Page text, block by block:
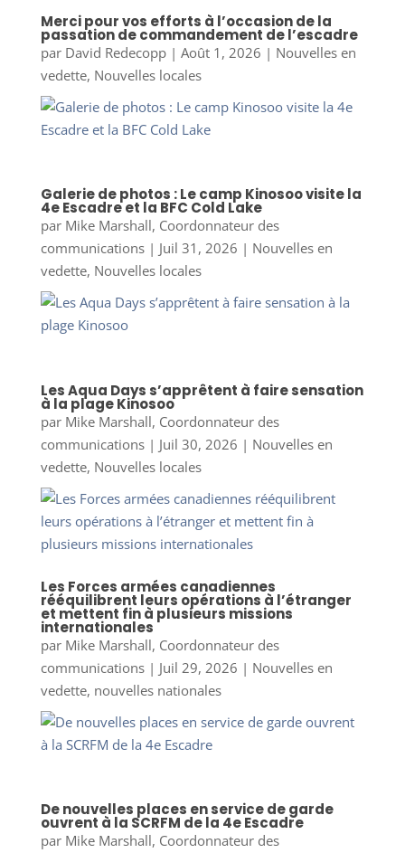
Merci pour vos efforts à l’occasion de la
passation de commandement de l’escadre
par David Redecopp| Août 1, 2026 | Nouvelles en
vedette, Nouvelles locales
Galerie de photos : Le camp Kinosoo visite la
4e Escadre et la BFC Cold Lake
par Mike Marshall, Coordonnateur des
communications| Juil 31, 2026 | Nouvelles en
vedette, Nouvelles locales
Les Aqua Days s’apprêtent à faire sensation
à la plage Kinosoo
par Mike Marshall, Coordonnateur des
communications| Juil 30, 2026 | Nouvelles en
vedette, Nouvelles locales
Les Forces armées canadiennes
rééquilibrent leurs opérations à l’étranger
et mettent fin à plusieurs missions
internationales
par Mike Marshall, Coordonnateur des
communications| Juil 29, 2026 | Nouvelles en
vedette, nouvelles nationales
De nouvelles places en service de garde
ouvrent à la SCRFM de la 4e Escadre
par Mike Marshall, Coordonnateur des